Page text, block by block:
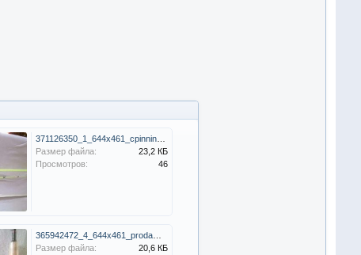
371126350_1_644x461_cpinningovoe-udilische-5-25g-24m-katushka-8-1-podshypnikov-vinnitsa.jpg
Размер файла:
23,2 КБ
Просмотров:
46
365942472_4_644x461_prodam-.jpg
Размер файла:
20,6 КБ